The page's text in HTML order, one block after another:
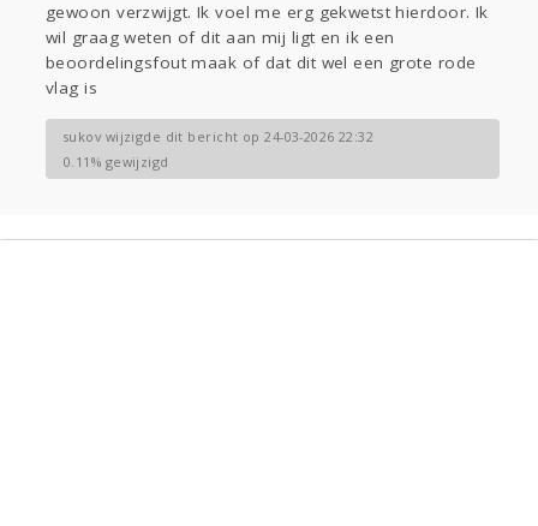
gewoon verzwijgt. Ik voel me erg gekwetst hierdoor. Ik
wil graag weten of dit aan mij ligt en ik een
beoordelingsfout maak of dat dit wel een grote rode
vlag is
sukov wijzigde dit bericht op 24-03-2026 22:32
0.11% gewijzigd